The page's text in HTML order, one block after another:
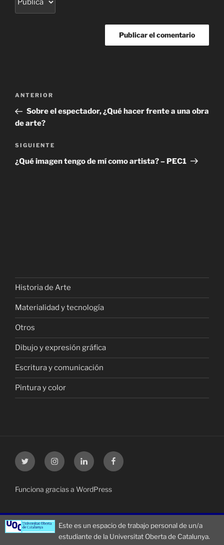
Navegación
entradas
Entrada
anterior:
ANTERIOR
Sobre el espectador, ¿Qué hacer frente a una obra
de arte?
Siguiente
entrada
SIGUIENTE
¿Qué imagen tengo de mí como artista? – PEC1
Historia de Arte
Materialidad y tecnología
Otros
Dibujo y expresión gráfica
Escritura y comunicación
Pintura y color
Twitter
Clara
Instagram
Clara
LinkedIn
Clara
Facebook
Clara
Funciona gracias a WordPress
Este es un espacio de trabajo personal de un/a
estudiante de la Universitat Oberta de Catalunya.